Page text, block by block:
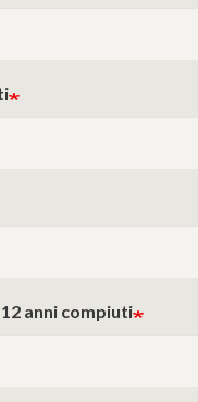
anni compiuti